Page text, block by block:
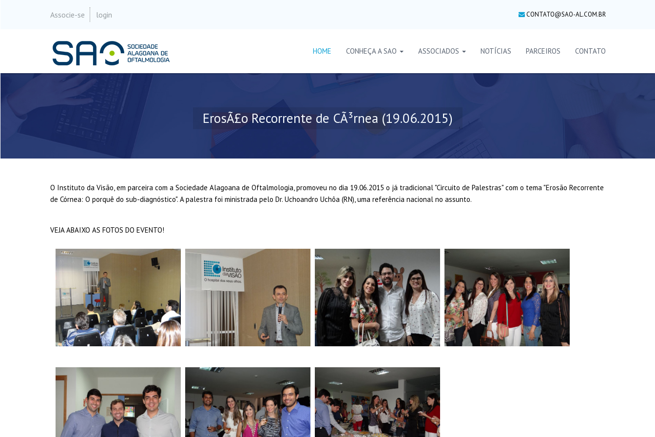
Associe-se login CONTATO@SAO-AL.COM.BR
HOME CONHEÇA A SAO ASSOCIADOS NOTÍCIAS PARCEIROS CONTATO
ErosÃ£o Recorrente de CÃ³rnea (19.06.2015)
O Instituto da Visão, em parceira com a Sociedade Alagoana de Oftalmologia, promoveu no dia 19.06.2015 o já tradicional "Circuito de Palestras" com o tema "Erosão Recorrente
de Córnea: O porquê do sub-diagnóstico". A palestra foi ministrada pelo Dr. Uchoandro Uchôa (RN), uma referência nacional no assunto.
VEJA ABAIXO AS FOTOS DO EVENTO!